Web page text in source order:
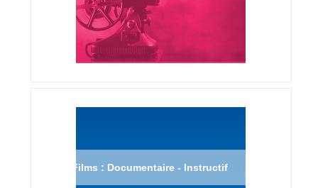
Films : Documentaire - Instructif